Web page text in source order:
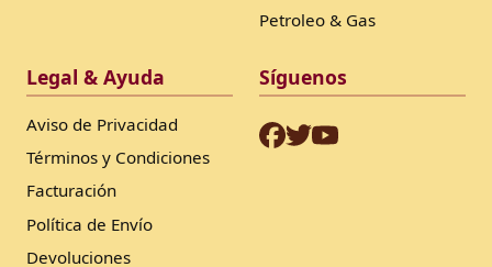
Petroleo & Gas
Legal & Ayuda
Aviso de Privacidad
Términos y Condiciones
Facturación
Política de Envío
Devoluciones
Síguenos